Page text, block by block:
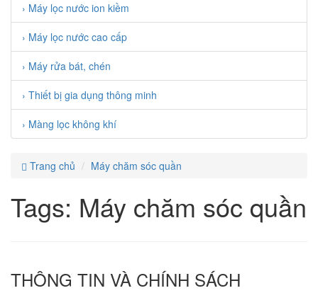
› Máy lọc nước ion kiềm
› Máy lọc nước cao cấp
› Máy rửa bát, chén
› Thiết bị gia dụng thông minh
› Màng lọc không khí
Trang chủ Máy chăm sóc quần
Tags: Máy chăm sóc quần
THÔNG TIN VÀ CHÍNH SÁCH